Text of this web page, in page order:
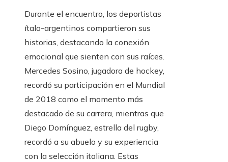
Durante el encuentro, los deportistas
ítalo-argentinos compartieron sus
historias, destacando la conexión
emocional que sienten con sus raíces.
Mercedes Sosino, jugadora de hockey,
recordó su participación en el Mundial
de 2018 como el momento más
destacado de su carrera, mientras que
Diego Domínguez, estrella del rugby,
recordó a su abuelo y su experiencia
con la selección italiana. Estas